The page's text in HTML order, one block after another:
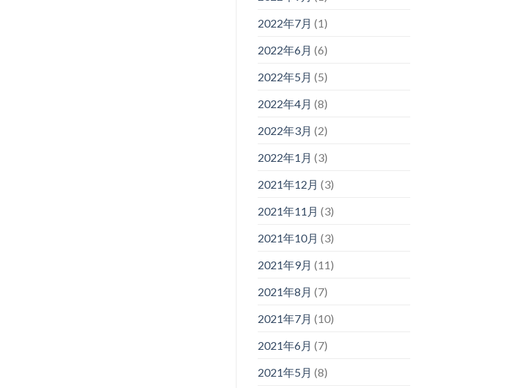
2022年7月 (1)
2022年6月 (6)
2022年5月 (5)
2022年4月 (8)
2022年3月 (2)
2022年1月 (3)
2021年12月 (3)
2021年11月 (3)
2021年10月 (3)
2021年9月 (11)
2021年8月 (7)
2021年7月 (10)
2021年6月 (7)
2021年5月 (8)